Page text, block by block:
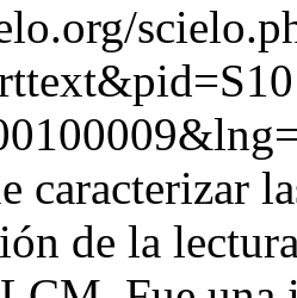
caracterizar
de la